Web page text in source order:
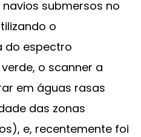
submersos no
o
do espectro
o scanner a
em águas rasas
das zonas
e, recentemente foi